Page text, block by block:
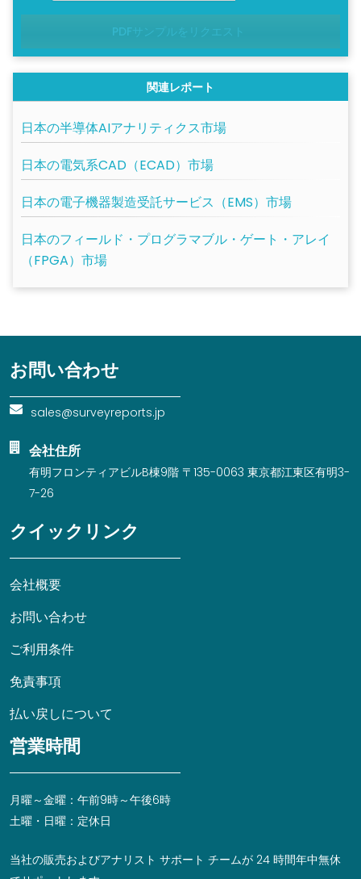
PDFサンプルをリクエスト
関連レポート
日本の半導体AIアナリティクス市場
日本の電気系CAD（ECAD）市場
日本の電子機器製造受託サービス（EMS）市場
日本のフィールド・プログラマブル・ゲート・アレイ
（FPGA）市場
お問い合わせ
sales@surveyreports.jp
会社住所
有明フロンティアビルB棟9階 〒135-0063 東京都江東区有明3-
7-26
クイックリンク
会社概要
お問い合わせ
ご利用条件
免責事項
払い戻しについて
営業時間
月曜～金曜：午前9時～午後6時
土曜・日曜：定休日
当社の販売およびアナリスト サポート チームが 24 時間年中無休